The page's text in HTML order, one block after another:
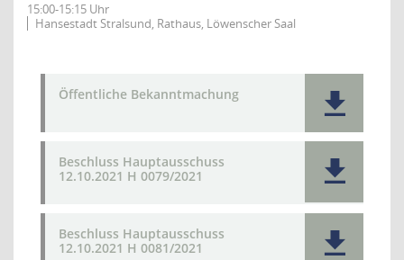
15:00-15:15 Uhr
Hansestadt Stralsund, Rathaus, Löwenscher Saal
Öffentliche Bekanntmachung
Beschluss Hauptausschuss
12.10.2021 H 0079/2021
Beschluss Hauptausschuss
12.10.2021 H 0081/2021